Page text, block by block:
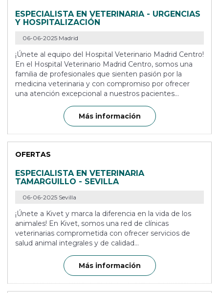
ESPECIALISTA EN VETERINARIA - URGENCIAS
Y HOSPITALIZACIÓN
06-06-2025 Madrid
¡Únete al equipo del Hospital Veterinario Madrid Centro!
En el Hospital Veterinario Madrid Centro, somos una
familia de profesionales que sienten pasión por la
medicina veterinaria y con compromiso por ofrecer
una atención excepcional a nuestros pacientes...
Más información
OFERTAS
ESPECIALISTA EN VETERINARIA
TAMARGUILLO - SEVILLA
06-06-2025 Sevilla
¡Únete a Kivet y marca la diferencia en la vida de los
animales! En Kivet, somos una red de clínicas
veterinarias comprometida con ofrecer servicios de
salud animal integrales y de calidad...
Más información